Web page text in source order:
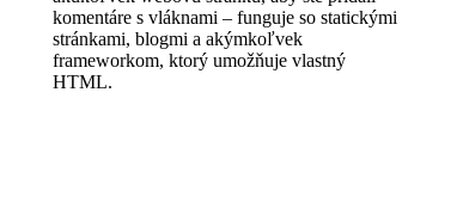
komentáre s vláknami – funguje so statickými
stránkami, blogmi a akýmkoľvek
frameworkom, ktorý umožňuje vlastný
HTML.